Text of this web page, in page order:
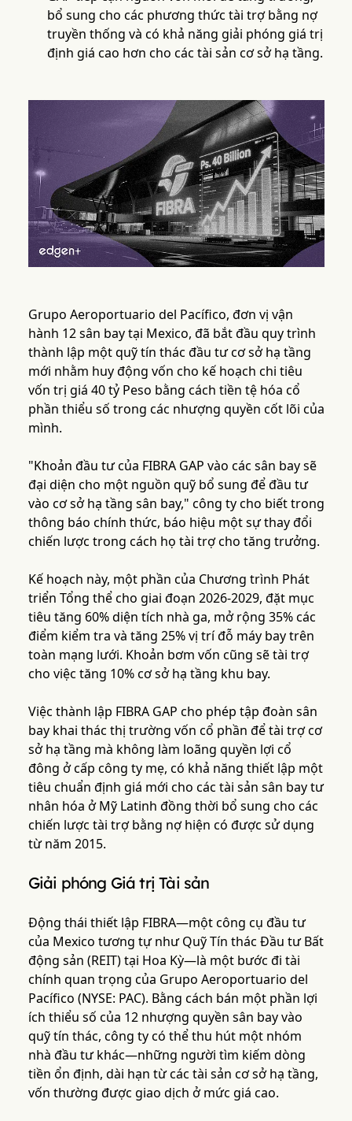
bổ sung cho các phương thức tài trợ bằng nợ
truyền thống và có khả năng giải phóng giá trị
định giá cao hơn cho các tài sản cơ sở hạ tầng.
Grupo Aeroportuario del Pacífico, đơn vị vận
hành 12 sân bay tại Mexico, đã bắt đầu quy trình
thành lập một quỹ tín thác đầu tư cơ sở hạ tầng
mới nhằm huy động vốn cho kế hoạch chi tiêu
vốn trị giá 40 tỷ Peso bằng cách tiền tệ hóa cổ
phần thiểu số trong các nhượng quyền cốt lõi của
mình.
"Khoản đầu tư của FIBRA GAP vào các sân bay sẽ
đại diện cho một nguồn quỹ bổ sung để đầu tư
vào cơ sở hạ tầng sân bay," công ty cho biết trong
thông báo chính thức, báo hiệu một sự thay đổi
chiến lược trong cách họ tài trợ cho tăng trưởng.
Kế hoạch này, một phần của Chương trình Phát
triển Tổng thể cho giai đoạn 2026-2029, đặt mục
tiêu tăng 60% diện tích nhà ga, mở rộng 35% các
điểm kiểm tra và tăng 25% vị trí đỗ máy bay trên
toàn mạng lưới. Khoản bơm vốn cũng sẽ tài trợ
cho việc tăng 10% cơ sở hạ tầng khu bay.
Việc thành lập FIBRA GAP cho phép tập đoàn sân
bay khai thác thị trường vốn cổ phần để tài trợ cơ
sở hạ tầng mà không làm loãng quyền lợi cổ
đông ở cấp công ty mẹ, có khả năng thiết lập một
tiêu chuẩn định giá mới cho các tài sản sân bay tư
nhân hóa ở Mỹ Latinh đồng thời bổ sung cho các
chiến lược tài trợ bằng nợ hiện có được sử dụng
từ năm 2015.
Giải phóng Giá trị Tài sản
Động thái thiết lập FIBRA—một công cụ đầu tư
của Mexico tương tự như Quỹ Tín thác Đầu tư Bất
động sản (REIT) tại Hoa Kỳ—là một bước đi tài
chính quan trọng của Grupo Aeroportuario del
Pacífico (NYSE: PAC). Bằng cách bán một phần lợi
ích thiểu số của 12 nhượng quyền sân bay vào
quỹ tín thác, công ty có thể thu hút một nhóm
nhà đầu tư khác—những người tìm kiếm dòng
tiền ổn định, dài hạn từ các tài sản cơ sở hạ tầng,
vốn thường được giao dịch ở mức giá cao.